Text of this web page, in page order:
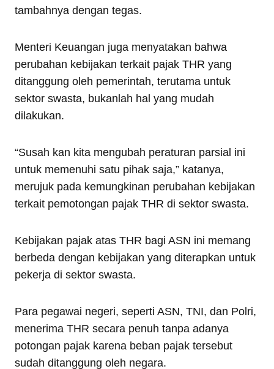
tambahnya dengan tegas.
Menteri Keuangan juga menyatakan bahwa
perubahan kebijakan terkait pajak THR yang
ditanggung oleh pemerintah, terutama untuk
sektor swasta, bukanlah hal yang mudah
dilakukan.
“Susah kan kita mengubah peraturan parsial ini
untuk memenuhi satu pihak saja,” katanya,
merujuk pada kemungkinan perubahan kebijakan
terkait pemotongan pajak THR di sektor swasta.
Kebijakan pajak atas THR bagi ASN ini memang
berbeda dengan kebijakan yang diterapkan untuk
pekerja di sektor swasta.
Para pegawai negeri, seperti ASN, TNI, dan Polri,
menerima THR secara penuh tanpa adanya
potongan pajak karena beban pajak tersebut
sudah ditanggung oleh negara.